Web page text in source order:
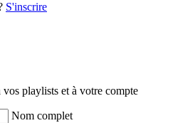
S'inscrire
playlists et à votre compte
Nom complet